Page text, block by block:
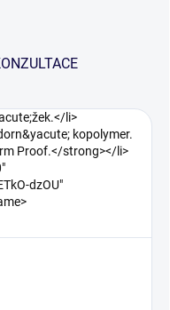
li>
kopolymer.
Proof.</strong></li>
dzOU"